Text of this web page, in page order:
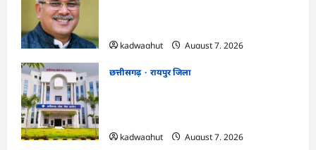
kadwaghut
August 7, 2026
छत्तीसगढ़
रायपुर जिला
kadwaghut
August 7, 2026